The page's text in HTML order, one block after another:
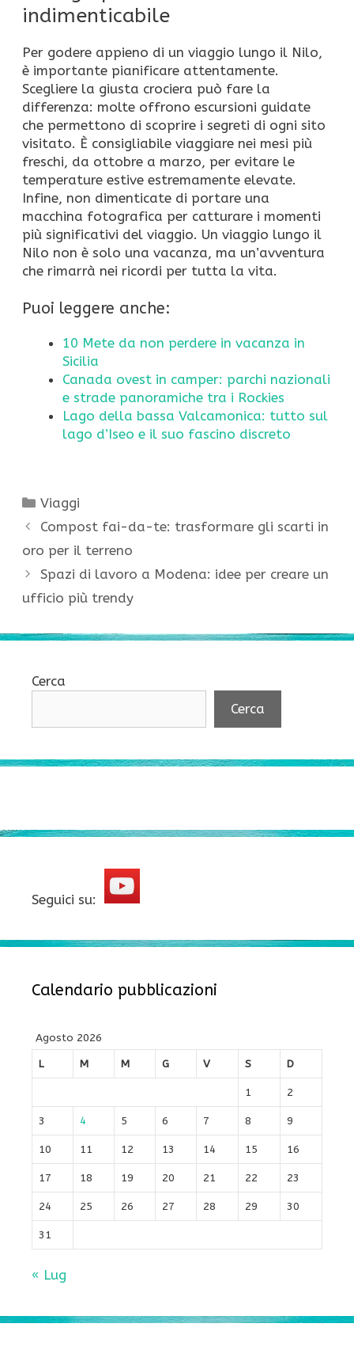
indimenticabile
Per godere appieno di un viaggio lungo il Nilo,
è importante pianificare attentamente.
Scegliere la giusta crociera può fare la
differenza: molte offrono escursioni guidate
che permettono di scoprire i segreti di ogni sito
visitato. È consigliabile viaggiare nei mesi più
freschi, da ottobre a marzo, per evitare le
temperature estive estremamente elevate.
Infine, non dimenticate di portare una
macchina fotografica per catturare i momenti
più significativi del viaggio. Un viaggio lungo il
Nilo non è solo una vacanza, ma un’avventura
che rimarrà nei ricordi per tutta la vita.
Puoi leggere anche:
10 Mete da non perdere in vacanza in
Sicilia
Canada ovest in camper: parchi nazionali
e strade panoramiche tra i Rockies
Lago della bassa Valcamonica: tutto sul
lago d’Iseo e il suo fascino discreto
Categorie
Viaggi
Compost fai-da-te: trasformare gli scarti in
oro per il terreno
Spazi di lavoro a Modena: idee per creare un
ufficio più trendy
Cerca
Cerca
Seguici su:
Calendario pubblicazioni
Agosto 2026
L
M M G V S D
1 2
3 4 5 6 7 8 9
10 11 12 13 14 15 16
17 18 19 20 21 22 23
24 25 26 27 28 29 30
31
« Lug